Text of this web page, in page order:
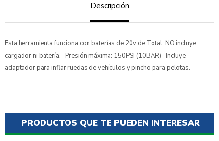
Descripción
Esta herramienta funciona con baterías de 20v de Total. NO incluye
cargador ni batería. -Presión máxima: 150PSI (10BAR) -Incluye
adaptador para inflar ruedas de vehículos y pincho para pelotas.
PRODUCTOS QUE TE PUEDEN INTERESAR